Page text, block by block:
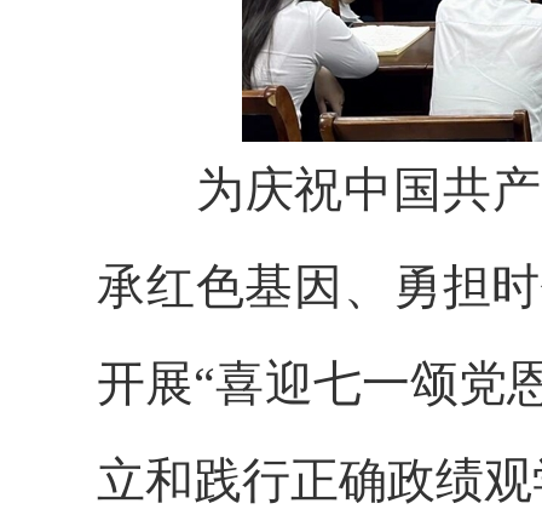
为庆祝中国共产
承红色基因、勇担
开展“喜迎七一颂党
立和践行正确政绩